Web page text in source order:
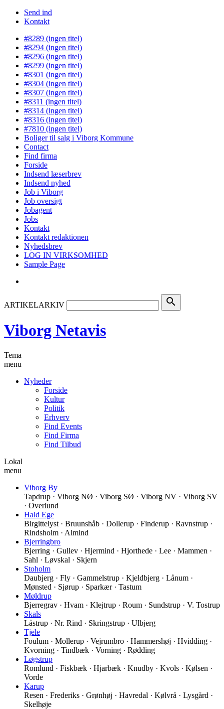
Send ind
Kontakt
#8289 (ingen titel)
#8294 (ingen titel)
#8296 (ingen titel)
#8299 (ingen titel)
#8301 (ingen titel)
#8304 (ingen titel)
#8307 (ingen titel)
#8311 (ingen titel)
#8314 (ingen titel)
#8316 (ingen titel)
#7810 (ingen titel)
Boliger til salg i Viborg Kommune
Contact
Find firma
Forside
Indsend læserbrev
Indsend nyhed
Job i Viborg
Job oversigt
Jobagent
Jobs
Kontakt
Kontakt redaktionen
Nyhedsbrev
LOG IN VIRKSOMHED
Sample Page
ARTIKELARKIV search
Viborg Netavis
Tema
menu
Nyheder
Forside
Kultur
Politik
Erhverv
Find Events
Find Firma
Find Tilbud
Lokal
menu
Viborg By
Tapdrup · Viborg NØ · Viborg SØ · Viborg NV · Viborg SV
· Overlund
Hald Ege
Birgittelyst · Bruunshåb · Dollerup · Finderup · Ravnstrup ·
Rindsholm · Almind
Bjerringbro
Bjerring · Gullev · Hjermind · Hjorthede · Lee · Mammen ·
Sahl · Løvskal · Skjern
Stoholm
Daubjerg · Fly · Gammelstrup · Kjeldbjerg · Lånum ·
Mønsted · Sjørup · Sparkær · Tastum
Møldrup
Bjerregrav · Hvam · Klejtrup · Roum · Sundstrup · V. Tostrup
Skals
Låstrup · Nr. Rind · Skringstrup · Ulbjerg
Tjele
Foulum · Mollerup · Vejrumbro · Hammershøj · Hvidding ·
Kvorning · Tindbæk · Vorning · Rødding
Løgstrup
Romlund · Fiskbæk · Hjarbæk · Knudby · Kvols · Kølsen ·
Vorde
Karup
Resen · Frederiks · Grønhøj · Havredal · Kølvrå · Lysgård ·
Skelhøje